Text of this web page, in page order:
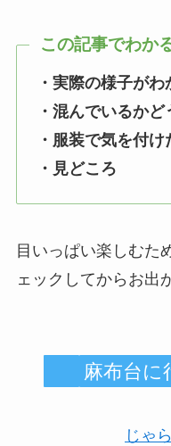
この記事でわか
・実際の様子がわ
・混んでいるかど
・服装で気を付
・見どころ
目いっぱい楽しむた
ェックしてからお出
麻布台
じゃ